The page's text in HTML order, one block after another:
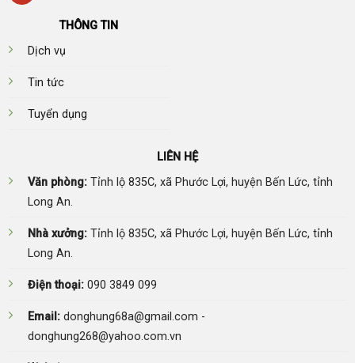
THÔNG TIN
Dịch vụ
Tin tức
Tuyển dụng
LIÊN HỆ
Văn phòng:Tỉnh lộ 835C, xã Phước Lợi, huyện Bến Lức, tỉnh
Long An.
Nhà xưởng:Tỉnh lộ 835C, xã Phước Lợi, huyện Bến Lức, tỉnh
Long An.
Điện thoại:090 3849 099
Email:donghung68a@gmail.com -
donghung268@yahoo.com.vn